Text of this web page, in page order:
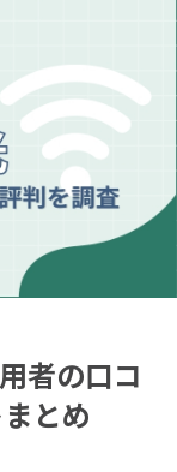
者の口コ
とめ